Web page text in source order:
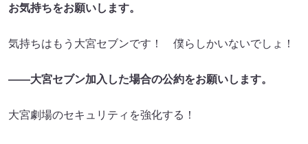
お気持ちをお願いします。
気持ちはもう大宮セブンです！ 僕らしかいないでしょ！
――大宮セブン加入した場合の公約をお願いします。
大宮劇場のセキュリティを強化する！